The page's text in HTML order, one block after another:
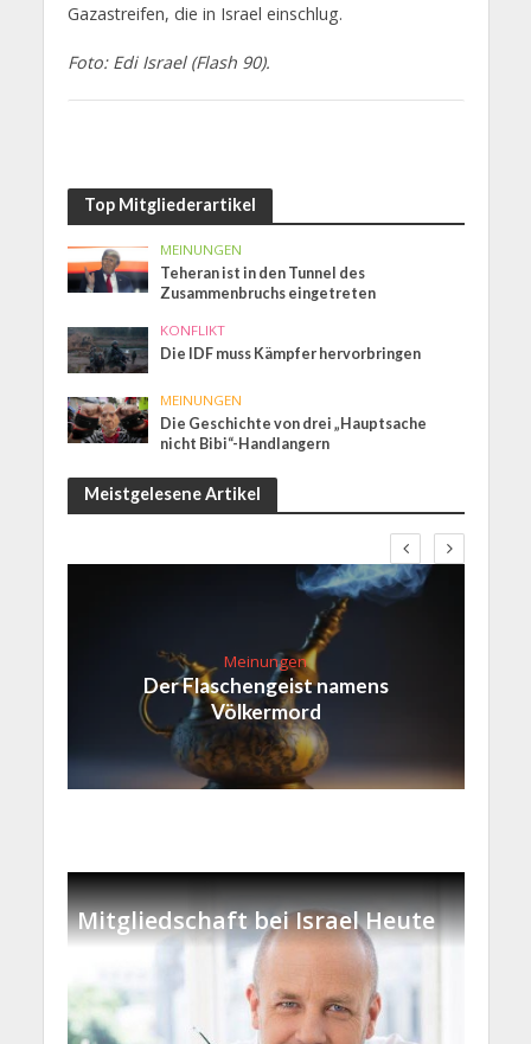
Gazastreifen, die in Israel einschlug.
Foto: Edi Israel (Flash 90).
Top Mitgliederartikel
MEINUNGEN
Teheran ist in den Tunnel des
Zusammenbruchs eingetreten
KONFLIKT
Die IDF muss Kämpfer hervorbringen
MEINUNGEN
Die Geschichte von drei „Hauptsache
nicht Bibi“-Handlangern
Meistgelesene Artikel
Meinungen
Der Flaschengeist namens
Völkermord
Mitgliedschaft bei Israel Heute